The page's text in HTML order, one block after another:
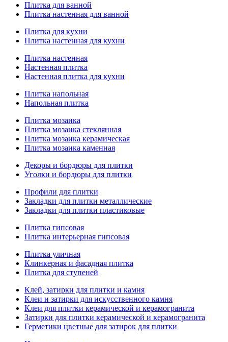
Плитка для ванной
Плитка настенная для ванной
Плитка для кухни
Плитка настенная для кухни
Плитка настенная
Настенная плитка
Настенная плитка для кухни
Плитка напольная
Напольная плитка
Плитка мозаика
Плитка мозаика стеклянная
Плитка мозаика керамическая
Плитка мозаика каменная
Декоры и бордюры для плитки
Уголки и бордюры для плитки
Профили для плитки
Закладки для плитки металлические
Закладки для плитки пластиковые
Плитка гипсовая
Плитка интерьерная гипсовая
Плитка уличная
Клинкерная и фасадная плитка
Плитка для ступеней
Клей, затирки для плитки и камня
Клеи и затирки для искусственного камня
Клеи для плитки керамической и керамогранита
Затирки для плитки керамической и керамогранита
Герметики цветные для затирок для плитки